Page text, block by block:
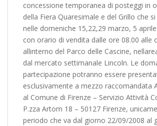
concessione temporanea di posteggi in
della Fiera Quaresimale e del Grillo che
nelle domeniche 15,22,29 marzo, 5
con orario di vendita dalle ore 08.00 alle
allinterno del Parco delle Cascine,
dal mercato settimanale Lincoln. Le
partecipazione potranno essere
esclusivamente a mezzo raccomandata
al Comune di Firenze – Servizio Attività
P.zza Artom 18 – 50127 Firenze,
periodo che va dal giorno 22/09/2008 al